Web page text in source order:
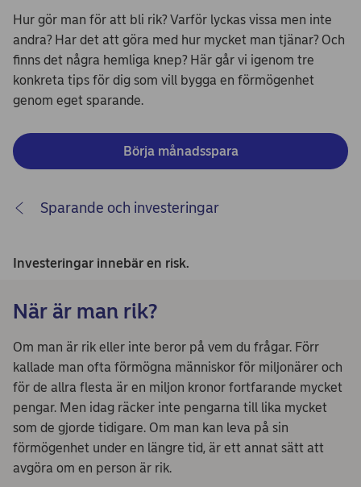
Hur gör man för att bli rik? Varför lyckas vissa men inte
andra? Har det att göra med hur mycket man tjänar? Och
finns det några hemliga knep? Här går vi igenom tre
konkreta tips för dig som vill bygga en förmögenhet
genom eget sparande.
Börja månadsspara
Sparande och investeringar
Investeringar innebär en risk.
När är man rik?
Om man är rik eller inte beror på vem du frågar. Förr
kallade man ofta förmögna människor för miljonärer och
för de allra flesta är en miljon kronor fortfarande mycket
pengar. Men idag räcker inte pengarna till lika mycket
som de gjorde tidigare. Om man kan leva på sin
förmögenhet under en längre tid, är ett annat sätt att
avgöra om en person är rik.